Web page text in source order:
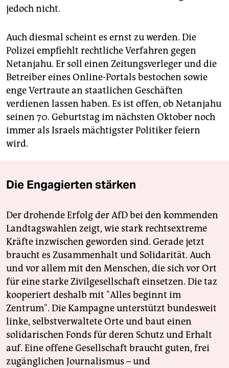
jedoch nicht.
Auch diesmal scheint es ernst zu werden. Die
Polizei empfiehlt rechtliche Verfahren gegen
Netanjahu. Er soll einen Zeitungsverleger und die
Betreiber eines Online-Portals bestochen sowie
enge Vertraute an staatlichen Geschäften
verdienen lassen haben. Es ist offen, ob Netanjahu
seinen 70. Geburtstag im nächsten Oktober noch
immer als Israels mächtigster Politiker feiern
wird.
Die Engagierten stärken
Der drohende Erfolg der AfD bei den kommenden
Landtagswahlen zeigt, wie stark rechtsextreme
Kräfte inzwischen geworden sind. Gerade jetzt
braucht es Zusammenhalt und Solidarität. Auch
und vor allem mit den Menschen, die sich vor Ort
für eine starke Zivilgesellschaft einsetzen. Die taz
kooperiert deshalb mit "Alles beginnt im
Zentrum". Die Kampagne unterstützt bundesweit
linke, selbstverwaltete Orte und baut einen
solidarischen Fonds für deren Schutz und Erhalt
auf. Eine offene Gesellschaft braucht guten, frei
zugänglichen Journalismus – und